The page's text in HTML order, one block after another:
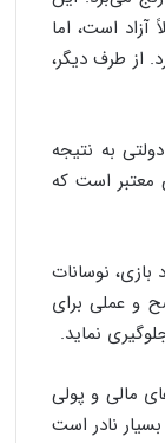
است، اما
از طرف دیگر،
به نتیجه
معتبر است که
نوسانات
و عملی برای
نماید.
مالی و پولی
نادر است